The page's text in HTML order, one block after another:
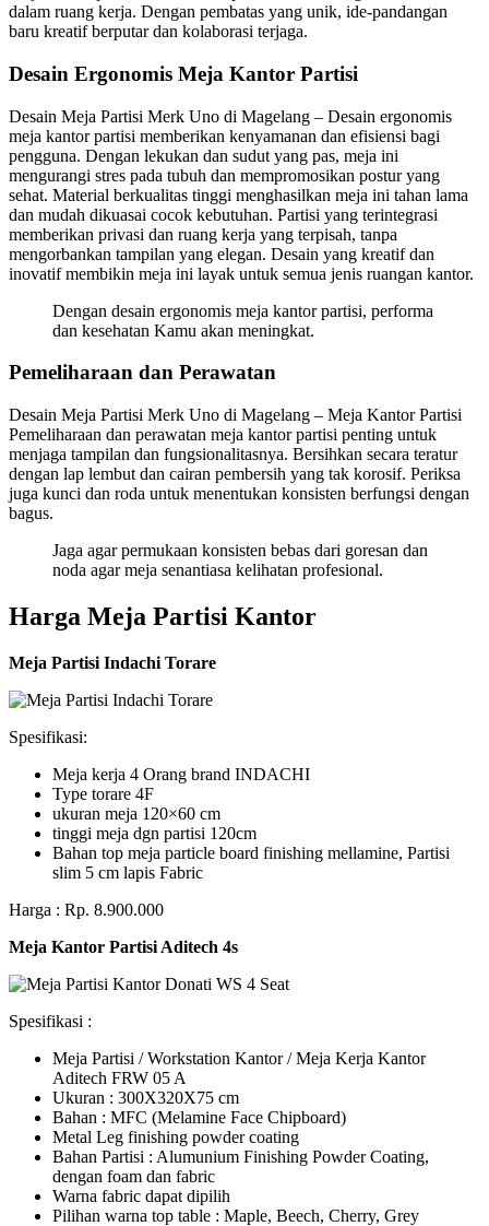
dalam ruang kerja. Dengan pembatas yang unik, ide-pandangan
baru kreatif berputar dan kolaborasi terjaga.
Desain Ergonomis Meja Kantor Partisi
Desain Meja Partisi Merk Uno di Magelang – Desain ergonomis
meja kantor partisi memberikan kenyamanan dan efisiensi bagi
pengguna. Dengan lekukan dan sudut yang pas, meja ini
mengurangi stres pada tubuh dan mempromosikan postur yang
sehat. Material berkualitas tinggi menghasilkan meja ini tahan lama
dan mudah dikuasai cocok kebutuhan. Partisi yang terintegrasi
memberikan privasi dan ruang kerja yang terpisah, tanpa
mengorbankan tampilan yang elegan. Desain yang kreatif dan
inovatif membikin meja ini layak untuk semua jenis ruangan kantor.
Dengan desain ergonomis meja kantor partisi, performa
dan kesehatan Kamu akan meningkat.
Pemeliharaan dan Perawatan
Desain Meja Partisi Merk Uno di Magelang – Meja Kantor Partisi
Pemeliharaan dan perawatan meja kantor partisi penting untuk
menjaga tampilan dan fungsionalitasnya. Bersihkan secara teratur
dengan lap lembut dan cairan pembersih yang tak korosif. Periksa
juga kunci dan roda untuk menentukan konsisten berfungsi dengan
bagus.
Jaga agar permukaan konsisten bebas dari goresan dan
noda agar meja senantiasa kelihatan profesional.
Harga Meja Partisi Kantor
Meja Partisi Indachi Torare
Spesifikasi:
Meja kerja 4 Orang brand INDACHI
Type torare 4F
ukuran meja 120×60 cm
tinggi meja dgn partisi 120cm
Bahan top meja particle board finishing mellamine, Partisi
slim 5 cm lapis Fabric
Harga : Rp. 8.900.000
Meja Kantor Partisi Aditech 4s
Spesifikasi :
Meja Partisi / Workstation Kantor / Meja Kerja Kantor
Aditech FRW 05 A
Ukuran : 300X320X75 cm
Bahan : MFC (Melamine Face Chipboard)
Metal Leg finishing powder coating
Bahan Partisi : Alumunium Finishing Powder Coating,
dengan foam dan fabric
Warna fabric dapat dipilih
Pilihan warna top table : Maple, Beech, Cherry, Grey